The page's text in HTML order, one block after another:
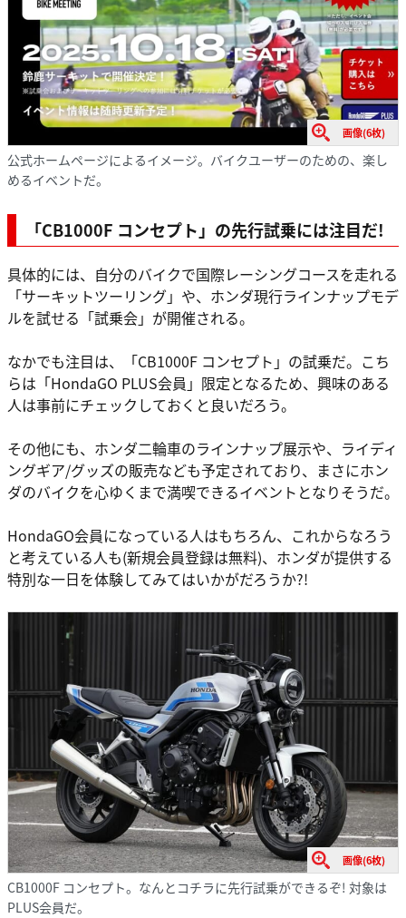
画像(6枚)
公式ホームページによるイメージ。バイクユーザーのための、楽し
めるイベントだ。
「CB1000F コンセプト」の先行試乗には注目だ!
具体的には、自分のバイクで国際レーシングコースを走れる
「サーキットツーリング」や、ホンダ現行ラインナップモデ
ルを試せる「試乗会」が開催される。
なかでも注目は、「CB1000F コンセプト」の試乗だ。こち
らは「HondaGO PLUS会員」限定となるため、興味のある
人は事前にチェックしておくと良いだろう。
その他にも、ホンダ二輪車のラインナップ展示や、ライディ
ングギア/グッズの販売なども予定されており、まさにホン
ダのバイクを心ゆくまで満喫できるイベントとなりそうだ。
HondaGO会員になっている人はもちろん、これからなろう
と考えている人も(新規会員登録は無料)、ホンダが提供する
特別な一日を体験してみてはいかがだろうか?!
画像(6枚)
CB1000F コンセプト。なんとコチラに先行試乗ができるぞ! 対象は
PLUS会員だ。